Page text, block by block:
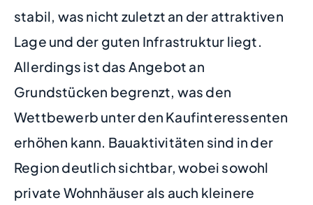
stabil, was nicht zuletzt an der attraktiven
Lage und der guten Infrastruktur liegt.
Allerdings ist das Angebot an
Grundstücken begrenzt, was den
Wettbewerb unter den Kaufinteressenten
erhöhen kann. Bauaktivitäten sind in der
Region deutlich sichtbar, wobei sowohl
private Wohnhäuser als auch kleinere